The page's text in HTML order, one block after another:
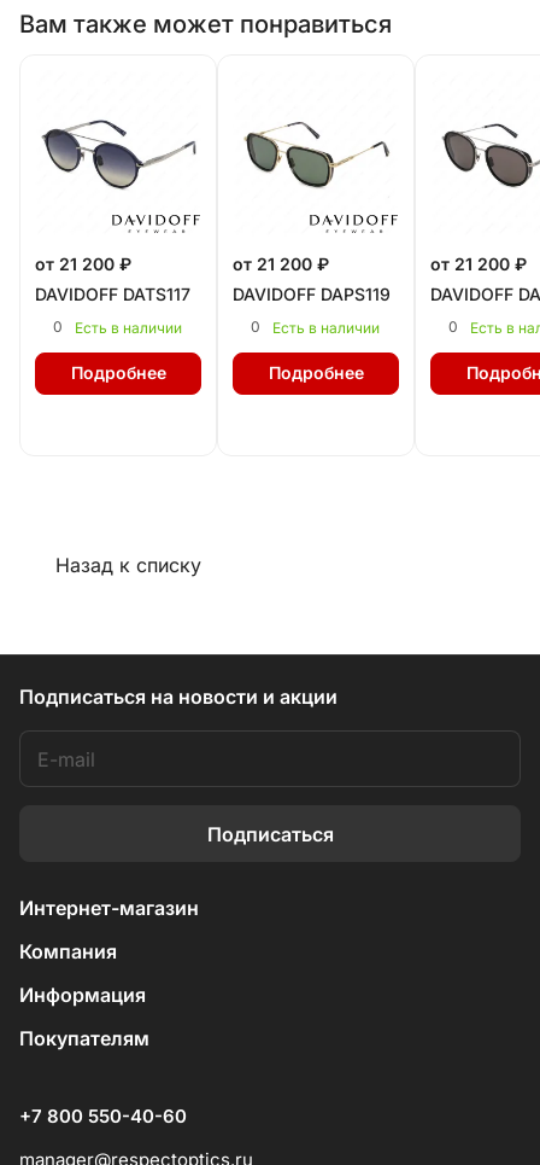
Вам также может понравиться
от 21 200 ₽
DAVIDOFF DATS117
0 Есть в наличии
Подробнее
от 21 200 ₽
DAVIDOFF DAPS119
0 Есть в наличии
Подробнее
от 21 200 ₽
DAVIDOFF
0 Есть в
Назад к списку
Подписаться на новости и акции
Подписаться
Интернет-магазин
Компания
Информация
Покупателям
+7 800 550-40-60
manager@respectoptics.ru